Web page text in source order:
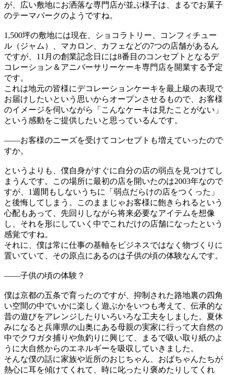
が、広い敷地にお洒落な専門店が並ぶ様子は、まるでお菓子
のテーマパークのようですね。
1,500坪の敷地には現在、ショコラトリー、コンフィチュー
ル（ジャム）、マカロン、カフェなどの7つの店舗があるん
ですが、11月の創業記念日には8番目のコンセプトとなるデ
コレーション＆アニバーサリーケーキ専門店を開業する予定
です。
これは地元の皆様にデコレーションケーキを最上級の表現で
お届けしたいという思いからオープンさせるもので、お客様
のイメージを伺いながら「こんなケーキは見たことがない」
という感動をご提供したいと思っているんです。
——お客様のニーズを受けてコンセプトも増えていったので
すか。
というよりも、僕自身がすぐに自分の店の弱点を見つけてし
まうんです。この場所に最初の店を開いたのは2003年なので
すが、1週間もしないうちに「弱点だらけの店をつくった」
と後悔してしまう。このままじゃお客様に飽きられるという
心配もあって、先回りしながら将来必要なアイテムを想像
し、それを形にしていく中でこれだけの店舗になったという
感覚ですね。
それに、僕は常に仕事の基軸をビジネスではなく物づくりに
置いていて、その原点にあるのは子供の頃の体験なんです。
——子供の頃の体験？
僕は京都の五条で育ったのですが、抑制された路地裏の四角
い空間の中でいかに楽しく遊ぶかをいつも考えて、伝承的な
昔の遊びをアレンジしたりいろいろな工夫をしました。夏休
みになると兵庫県の山奥にある母親の実家に行って大自然の
中でクワガタ捕りや魚釣りに興じて、まるで吸い取り紙のよ
うに大自然からのエネルギーを吸収していきました。
そんな僕の話に家族や近所のおじちゃん、おばちゃんたちが
熱心に耳を傾けてくれて、時に叱ったり褒めたりしてくれ